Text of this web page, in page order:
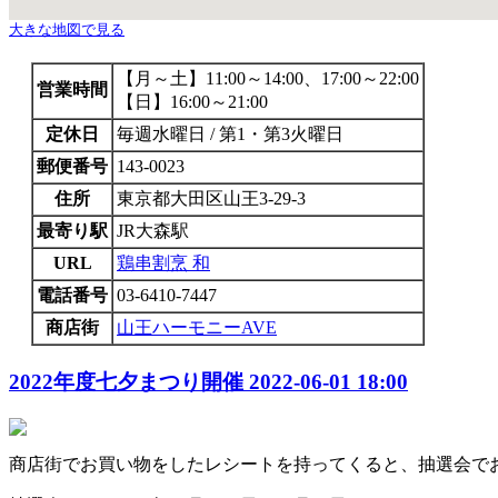
大きな地図で見る
営業時間
【月～土】11:00～14:00、17:00～22:00
【日】16:00～21:00
定休日
毎週水曜日 / 第1・第3火曜日
郵便番号 143-0023
住所
東京都大田区山王3-29-3
最寄り駅 JR大森駅
URL
鶏串割烹 和
電話番号 03-6410-7447
商店街
山王ハーモニーAVE
2022年度七夕まつり開催 2022-06-01 18:00
商店街でお買い物をしたレシートを持ってくると、抽選会で